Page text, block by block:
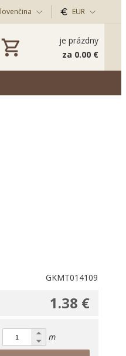
EUR
je prázdny
za 0.00 €
GKMT014109
1.38 €
m